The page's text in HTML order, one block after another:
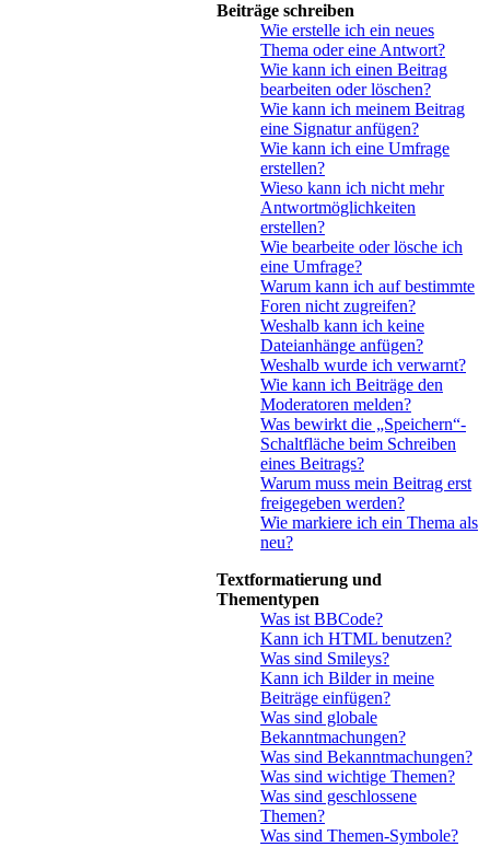
Beiträge schreiben
Wie erstelle ich ein neues
Thema oder eine Antwort?
Wie kann ich einen Beitrag
bearbeiten oder löschen?
Wie kann ich meinem Beitrag
eine Signatur anfügen?
Wie kann ich eine Umfrage
erstellen?
Wieso kann ich nicht mehr
Antwortmöglichkeiten
erstellen?
Wie bearbeite oder lösche ich
eine Umfrage?
Warum kann ich auf bestimmte
Foren nicht zugreifen?
Weshalb kann ich keine
Dateianhänge anfügen?
Weshalb wurde ich verwarnt?
Wie kann ich Beiträge den
Moderatoren melden?
Was bewirkt die „Speichern“-
Schaltfläche beim Schreiben
eines Beitrags?
Warum muss mein Beitrag erst
freigegeben werden?
Wie markiere ich ein Thema als
neu?
Textformatierung und
Thementypen
Was ist BBCode?
Kann ich HTML benutzen?
Was sind Smileys?
Kann ich Bilder in meine
Beiträge einfügen?
Was sind globale
Bekanntmachungen?
Was sind Bekanntmachungen?
Was sind wichtige Themen?
Was sind geschlossene
Themen?
Was sind Themen-Symbole?